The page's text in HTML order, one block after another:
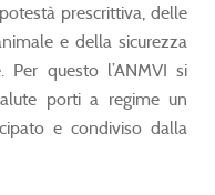
prescrittiva, delle
e della sicurezza
questo l’ANMVI si
porti a regime un
e condiviso dalla